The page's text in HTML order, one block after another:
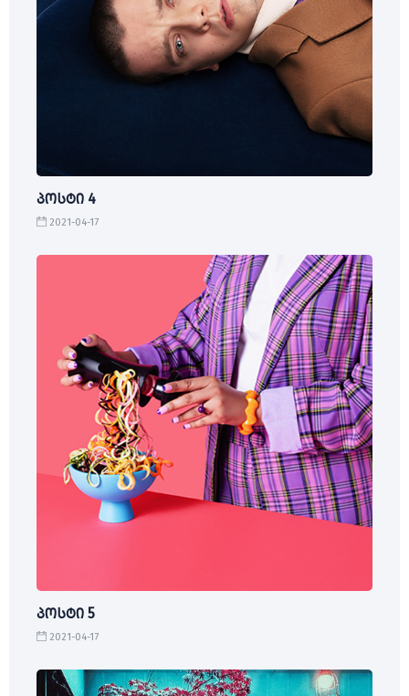
პოსტი 4
2021-04-17
პოსტი 5
2021-04-17